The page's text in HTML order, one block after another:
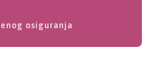
osiguranja